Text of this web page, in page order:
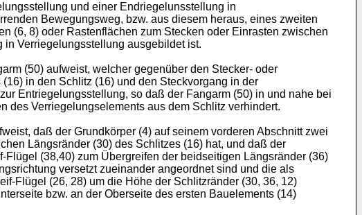
und einer Endriegelunsstellung in
Bewegungsweg, bzw. aus diesem heraus, eines zweiten
(6, 8) oder Rastenflächen zum Stecken oder Einrasten zwischen
Verriegelungsstellung ausgebildet ist.
(50) aufweist, welcher gegenüber den Stecker- oder
in den Schlitz (16) und den Steckvorgang in der
Entriegelungsstellung, so daß der Fangarm (50) in und nahe bei
des Verriegelungselements aus dem Schlitz verhindert.
daß der Grundkörper (4) auf seinem vorderen Abschnitt zwei
Längsränder (30) des Schlitzes (16) hat, und daß der
(38,40) zum Übergreifen der beidseitigen Längsränder (36)
versetzt zueinander angeordnet sind und die als
Flügel (26, 28) um die Höhe der Schlitzränder (30, 36, 12)
bzw. an der Oberseite des ersten Bauelements (14)